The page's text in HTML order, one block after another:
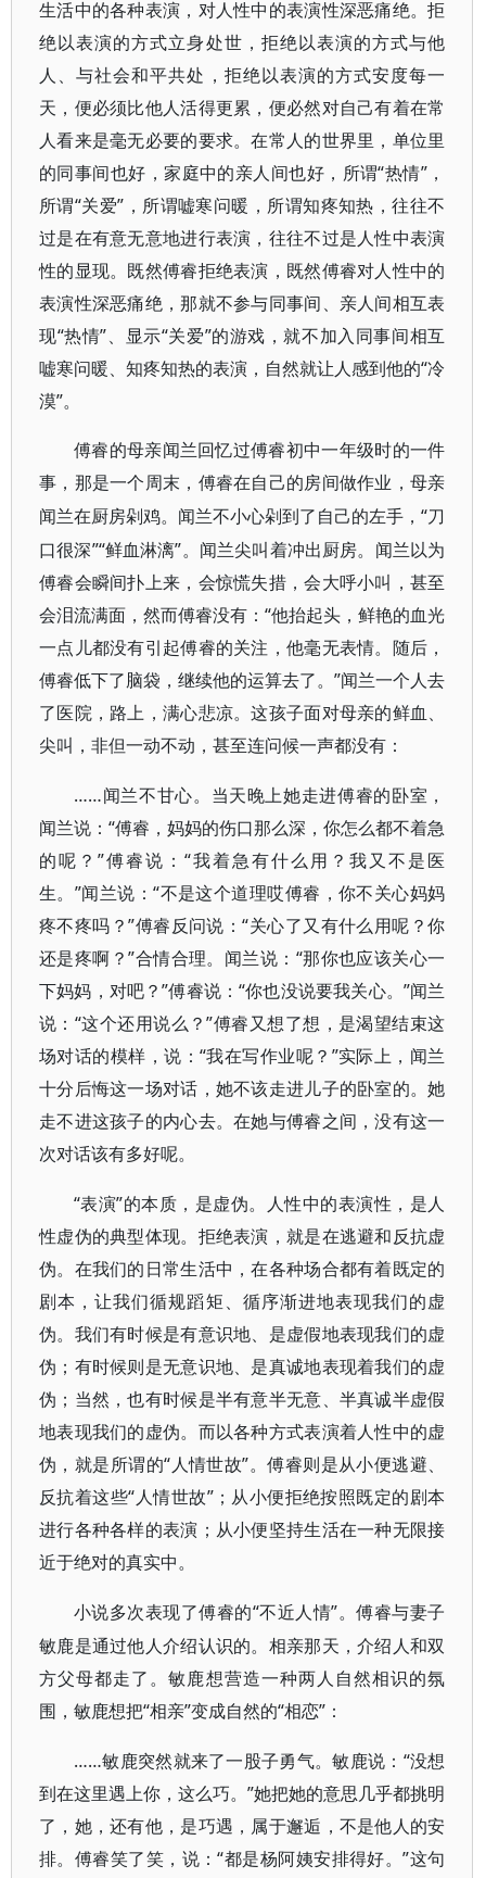
生活中的各种表演，对人性中的表演性深恶痛绝。拒
绝以表演的方式立身处世，拒绝以表演的方式与他
人、与社会和平共处，拒绝以表演的方式安度每一
天，便必须比他人活得更累，便必然对自己有着在常
人看来是毫无必要的要求。在常人的世界里，单位里
的同事间也好，家庭中的亲人间也好，所谓“热情”，
所谓“关爱”，所谓嘘寒问暖，所谓知疼知热，往往不
过是在有意无意地进行表演，往往不过是人性中表演
性的显现。既然傅睿拒绝表演，既然傅睿对人性中的
表演性深恶痛绝，那就不参与同事间、亲人间相互表
现“热情”、显示“关爱”的游戏，就不加入同事间相互
嘘寒问暖、知疼知热的表演，自然就让人感到他的“冷
漠”。
傅睿的母亲闻兰回忆过傅睿初中一年级时的一件
事，那是一个周末，傅睿在自己的房间做作业，母亲
闻兰在厨房剁鸡。闻兰不小心剁到了自己的左手，“刀
口很深”“鲜血淋漓”。闻兰尖叫着冲出厨房。闻兰以为
傅睿会瞬间扑上来，会惊慌失措，会大呼小叫，甚至
会泪流满面，然而傅睿没有：“他抬起头，鲜艳的血光
一点儿都没有引起傅睿的关注，他毫无表情。随后，
傅睿低下了脑袋，继续他的运算去了。”闻兰一个人去
了医院，路上，满心悲凉。这孩子面对母亲的鲜血、
尖叫，非但一动不动，甚至连问候一声都没有：
……闻兰不甘心。当天晚上她走进傅睿的卧室，
闻兰说：“傅睿，妈妈的伤口那么深，你怎么都不着急
的呢？”傅睿说：“我着急有什么用？我又不是医
生。”闻兰说：“不是这个道理哎傅睿，你不关心妈妈
疼不疼吗？”傅睿反问说：“关心了又有什么用呢？你
还是疼啊？”合情合理。闻兰说：“那你也应该关心一
下妈妈，对吧？”傅睿说：“你也没说要我关心。”闻兰
说：“这个还用说么？”傅睿又想了想，是渴望结束这
场对话的模样，说：“我在写作业呢？”实际上，闻兰
十分后悔这一场对话，她不该走进儿子的卧室的。她
走不进这孩子的内心去。在她与傅睿之间，没有这一
次对话该有多好呢。
“表演”的本质，是虚伪。人性中的表演性，是人
性虚伪的典型体现。拒绝表演，就是在逃避和反抗虚
伪。在我们的日常生活中，在各种场合都有着既定的
剧本，让我们循规蹈矩、循序渐进地表现我们的虚
伪。我们有时候是有意识地、是虚假地表现我们的虚
伪；有时候则是无意识地、是真诚地表现着我们的虚
伪；当然，也有时候是半有意半无意、半真诚半虚假
地表现我们的虚伪。而以各种方式表演着人性中的虚
伪，就是所谓的“人情世故”。傅睿则是从小便逃避、
反抗着这些“人情世故”；从小便拒绝按照既定的剧本
进行各种各样的表演；从小便坚持生活在一种无限接
近于绝对的真实中。
小说多次表现了傅睿的“不近人情”。傅睿与妻子
敏鹿是通过他人介绍认识的。相亲那天，介绍人和双
方父母都走了。敏鹿想营造一种两人自然相识的氛
围，敏鹿想把“相亲”变成自然的“相恋”：
……敏鹿突然就来了一股子勇气。敏鹿说：“没想
到在这里遇上你，这么巧。”她把她的意思几乎都挑明
了，她，还有他，是巧遇，属于邂逅，不是他人的安
排。傅睿笑了笑，说：“都是杨阿姨安排得好。”这句